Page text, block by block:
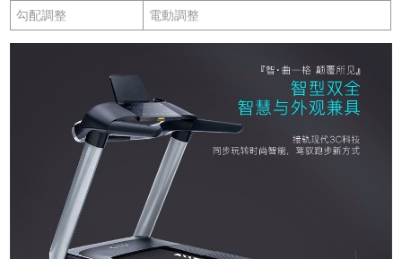
勾配調整 電動調整